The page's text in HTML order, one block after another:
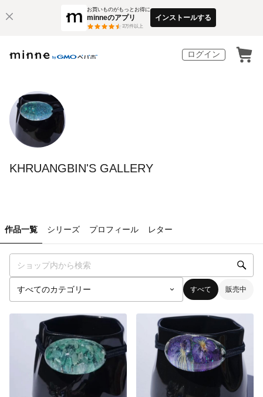
お買いものがもっとお得に
minneのアプリ
3万件以上
インストールする
ログイン
KHRUANGBIN'S GALLERY
作品一覧 シリーズ プロフィール レター
すべて 販売中